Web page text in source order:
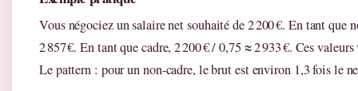
Vous négociez un salaire net souhaité de 2 200 €. En tant que
2 857 €. En tant que cadre, 2 200 € / 0,75 ≈ 2 933 €. Ces
Le pattern : pour un non‑cadre, le brut est environ 1,3 fois le